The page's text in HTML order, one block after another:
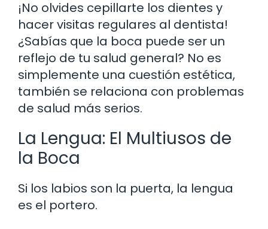
¡No olvides cepillarte los dientes y
hacer visitas regulares al dentista!
¿Sabías que la boca puede ser un
reflejo de tu salud general? No es
simplemente una cuestión estética,
también se relaciona con problemas
de salud más serios.
La Lengua: El Multiusos de
la Boca
Si los labios son la puerta, la lengua
es el portero.